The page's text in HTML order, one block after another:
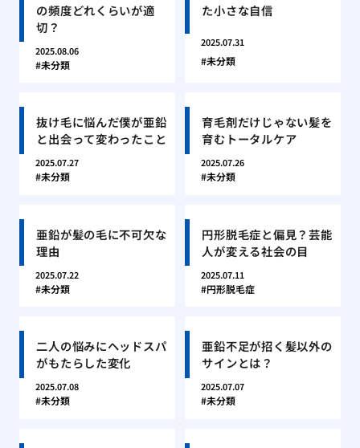
の頻度どれくらいが適
切？
2025.08.06
未分類
た小さな自信
2025.07.31
未分類
抜け毛に悩んだ僕が亜鉛
と出会って変わったこと
2025.07.27
未分類
育毛剤だけじゃない髪を
育むトータルケア
2025.07.26
未分類
亜鉛が髪の毛に不可欠な
理由
2025.07.22
未分類
円形脱毛症と偏見？芸能
人が変える社会の目
2025.07.11
円形脱毛症
二人の悩みにヘッドスパ
がもたらした変化
2025.07.08
未分類
亜鉛不足が招く髪以外の
サインとは？
2025.07.07
未分類